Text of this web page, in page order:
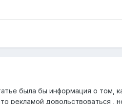
была бы информация о том,
рекламой довольствоваться ,